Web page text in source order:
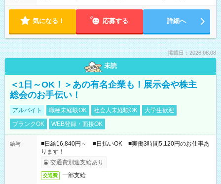
気になる！ 応募する 詳細へ
掲載日：2026.08.08
未読
＜1日～OK！＞あの有名企業も！展示会や株主
総会のお手伝い！
アルバイト 職種未経験OK 社会人未経験OK
大学生歓迎
ブランクOK
WEB登録・面接OK
給与
■日給16,840円～ ■日払いOK ■実働3時間5,120円のお仕事あ
ります！
交通費別途支給あり
交通費 一部支給